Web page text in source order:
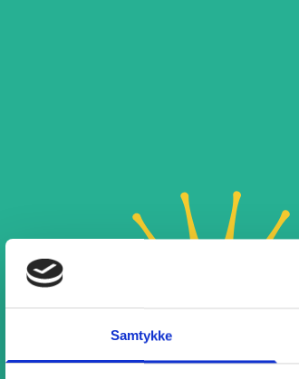
Samtykke